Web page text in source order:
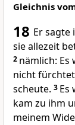
Gleichnis
18 Er sagte
sie allezeit
2 nämlich: Es
nicht
scheute. 3 Es
kam zu ihm
meinem